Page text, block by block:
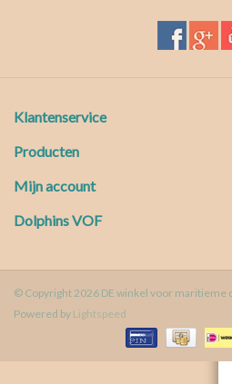
Klantenservice
Producten
Mijn account
Dolphins VOF
© Copyright 2026 DE winkel voor
Powered by Lightspeed